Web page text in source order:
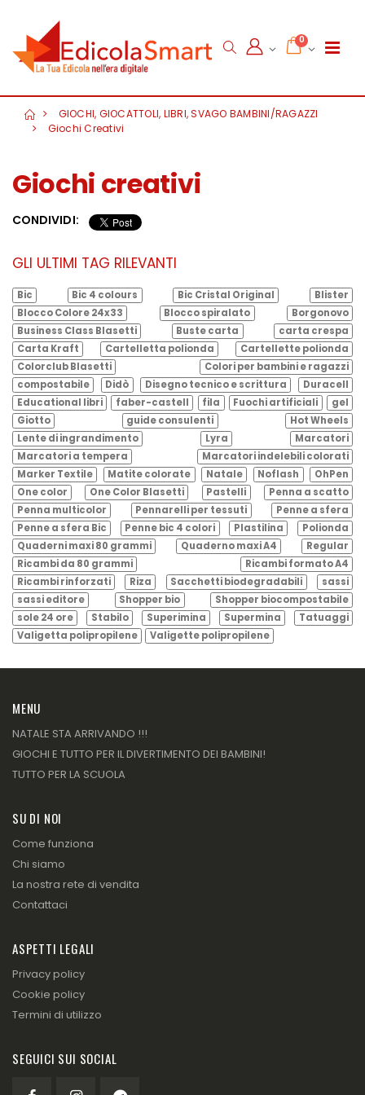
0
GIOCHI, GIOCATTOLI, LIBRI, SVAGO BAMBINI/RAGAZZI
Giochi Creativi
Giochi creativi
CONDIVIDI:
GLI ULTIMI TAG RILEVANTI
Bic Bic 4 colours Bic Cristal Original
Blister
Blocco Colore 24x33
Blocco spiralato
Borgonovo
Business Class Blasetti
Buste carta
carta crespa
Carta Kraft
Cartelletta polionda
Cartellette polionda
Colorclub Blasetti
Colori per bambini e ragazzi
compostabile
Didò Disegno tecnico e scrittura
Duracell
Educational libri
faber-castell fila Fuochi artificiali
gel
Giotto
guide consulenti
Hot Wheels
Lente di ingrandimento
Lyra
Marcatori
Marcatori a tempera
Marcatori indelebili colorati
Marker Textile
Matite colorate Natale Noflash
OhPen
One color
One Color Blasetti Pastelli
Penna a scatto
Penna multicolor
Pennarelli per tessuti
Penne a sfera
Penne a sfera Bic
Penne bic 4 colori Plastilina
Polionda
Quaderni maxi 80 grammi
Quaderno maxi A4
Regular
Ricambi da 80 grammi
Ricambi formato A4
Ricambi rinforzati
Riza Sacchetti biodegradabili
sassi
sassi editore
Shopper bio
Shopper biocompostabile
sole 24 ore
Stabilo Superimina Supermina
Tatuaggi
Valigetta polipropilene
Valigette polipropilene
MENU
NATALE STA ARRIVANDO !!!
GIOCHI E TUTTO PER IL DIVERTIMENTO DEI BAMBINI!
TUTTO PER LA SCUOLA
SU DI NOI
Come funziona
Chi siamo
La nostra rete di vendita
Contattaci
ASPETTI LEGALI
Privacy policy
Cookie policy
Termini di utilizzo
SEGUICI SUI SOCIAL